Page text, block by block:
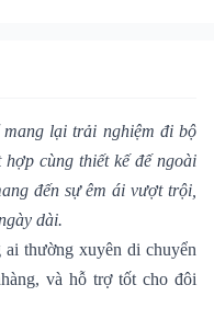
lại trải nghiệm đi bộ
cùng thiết kế đế ngoài
đến sự êm ái vượt trội,
dài.
thường xuyên di chuyển
và hỗ trợ tốt cho đôi